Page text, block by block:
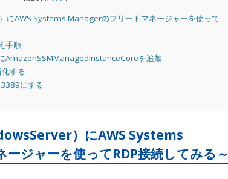
にAWS Systems Managerのフリートマネージャーを使って
手順
AmazonSSMManagedInstanceCoreを追加
する
にする
）にAWS Systems
ジャーを使ってRDP接続してみる～